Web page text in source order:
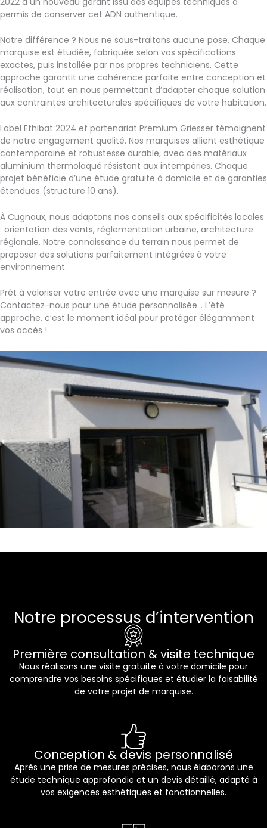
permis de conserver cet ADN authentique.
Notre différence ? Nous ne sous-traitons aucune pose. Chaque
marquise est étudiée, fabriquée selon vos spécifications
exactes, puis installée par nos propres techniciens. Cette
approche garantit une cohérence parfaite entre conception et
réalisation, tout en nous permettant d’adapter chaque solution
aux contraintes architecturales spécifiques de votre habitation.
Label Ethibat 2024 et partenariat Premium Griesser témoignent
de notre engagement qualité. Nos marquises allient esthétique
contemporaine et robustesse durable, avec des matériaux
aluminium thermolaqué résistant aux intempéries. Chaque
projet bénéficie d’une étude gratuite à domicile et de garanties
étendues (structure 10 ans).
À Cugnaux, nous adaptons nos conseils aux spécificités locales
: orientation des vents, réglementation urbaine, architecture
régionale. Notre connaissance du terrain nous permet de
proposer des solutions parfaitement intégrées à votre
environnement.
Prêt à valoriser votre entrée avec une marquise sur mesure ?
Contactez-nous pour une étude personnalisée… L’été
approche, c’est le moment idéal pour protéger élégamment
vos accès !
Notre processus d’intervention
Première consultation & visite technique
Nous réalisons une visite gratuite à votre domicile pour
comprendre vos besoins spécifiques et étudier la faisabilité
de votre projet de marquise.
Conception & devis personnalisé
Après une prise de mesures précises, nous élaborons une
étude technique approfondie et un devis détaillé, adapté à
vos exigences esthétiques et fonctionnelles.